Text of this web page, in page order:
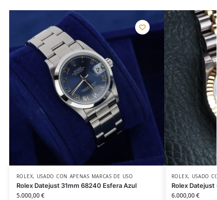
ROLEX, USADO CON APENAS MARCAS DE USO
Rolex Datejust 31mm 68240 Esfera Azul
5.000,00€
ROLEX, USADO
Rolex
6.000,00€